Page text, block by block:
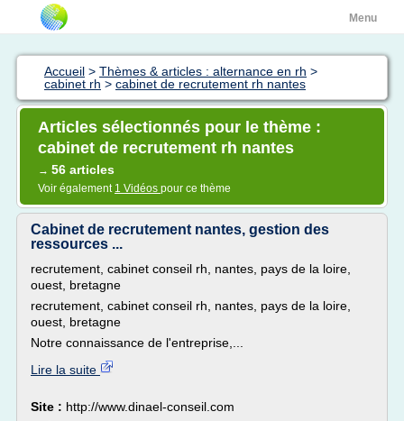
Menu
Accueil > Thèmes & articles : alternance en rh >
cabinet rh > cabinet de recrutement rh nantes
Articles sélectionnés pour le thème :
cabinet de recrutement rh nantes
→ 56 articles
Voir également 1 Vidéos pour ce thème
Cabinet de recrutement nantes, gestion des
ressources ...
recrutement, cabinet conseil rh, nantes, pays de la loire,
ouest, bretagne
recrutement, cabinet conseil rh, nantes, pays de la loire,
ouest, bretagne
Notre connaissance de l'entreprise,...
Lire la suite
Site : http://www.dinael-conseil.com